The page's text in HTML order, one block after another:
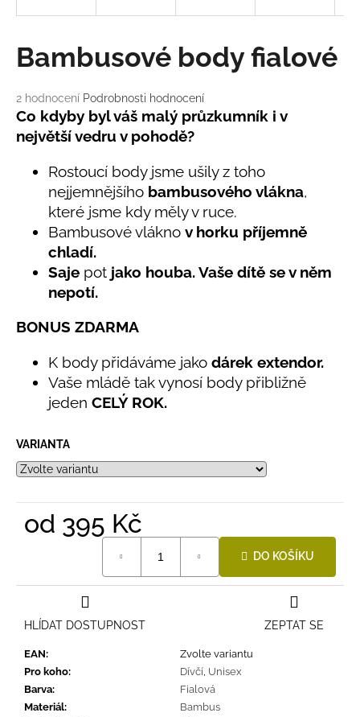
Průměrné
hodnocení
produktu
je
hvězdiček.
2 hodnocení Podrobnosti hodnocení
Bambusové body fialové
Co kdyby byl váš malý průzkumník i v
největší vedru v pohodě?
Rostoucí body jsme ušily z toho
nejjemnějšího bambusového vlákna,
které jsme kdy měly v ruce.
Bambusové vlákno v horku příjemně
chladí.
Saje pot jako houba. Vaše dítě se v něm
nepotí.
BONUS ZDARMA
K body přidáváme jako dárek extendor.
Vaše mládě tak vynosí body přibližně
jeden CELÝ ROK.
VARIANTA
od 395 Kč
DO KOŠÍKU
EAN:
Zvolte variantu
Pro koho: Dívčí Unisex
Barva:
Fialová
Materiál:
Bambus
ZEPTAT SE
HLÍDAT DOSTUPNOST
D
o
o
r
u
BAMBUSOVÉ
TRIKO
PRUHY
435